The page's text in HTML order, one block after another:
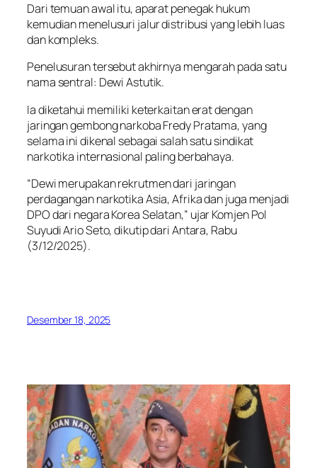
Dari temuan awal itu, aparat penegak hukum
kemudian menelusuri jalur distribusi yang lebih luas
dan kompleks.
Penelusuran tersebut akhirnya mengarah pada satu
nama sentral: Dewi Astutik.
Ia diketahui memiliki keterkaitan erat dengan
jaringan gembong narkoba Fredy Pratama, yang
selama ini dikenal sebagai salah satu sindikat
narkotika internasional paling berbahaya.
“Dewi merupakan rekrutmen dari jaringan
perdagangan narkotika Asia, Afrika dan juga menjadi
DPO dari negara Korea Selatan,” ujar Komjen Pol
Suyudi Ario Seto, dikutip dari Antara, Rabu
(3/12/2025).
Desember 18, 2025